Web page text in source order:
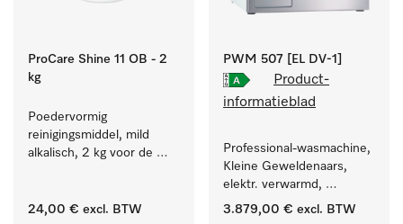
ProCare Shine 11 OB - 2
kg
Poedervormig
reinigingsmiddel, mild
alkalisch, 2 kg voor de
bestek en glazen.
24,00 € excl. BTW
PWM 507 [EL DV-1]
Product-
informatieblad
Professional-wasmachine,
Kleine Geweldenaars,
elektr. verwarmd,
afvoerklep en
3.879,00 € excl. BTW